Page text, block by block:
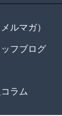
ルマガ）
フブログ
ラム